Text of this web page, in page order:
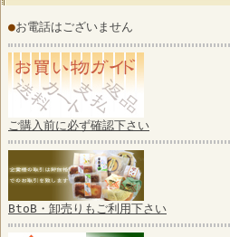
●お電話はございません
ご購入前に必ず確認下さい
BtoB・卸売りもご利用下さい